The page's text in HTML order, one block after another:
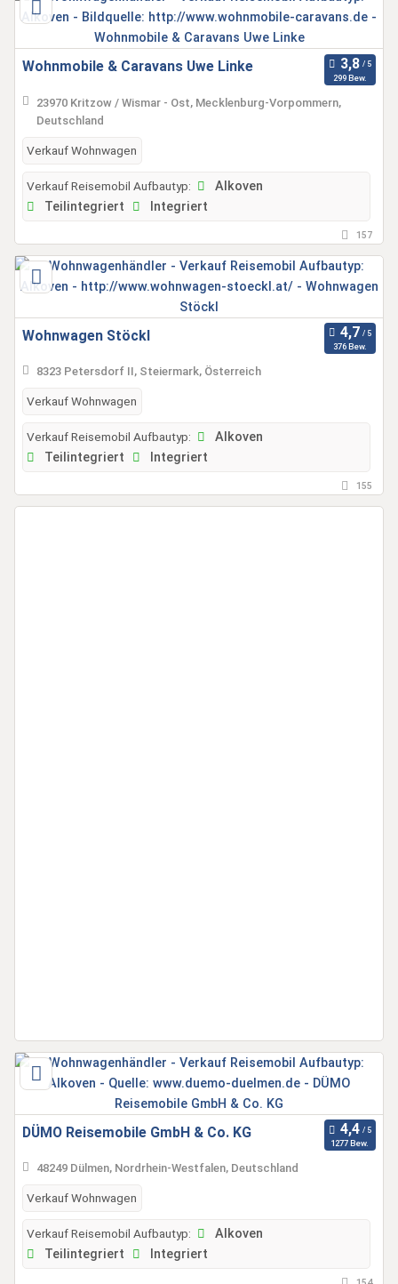
Wohnmobile & Caravans Uwe Linke
299 Bew.
23970 Kritzow / Wismar - Ost, Mecklenburg-Vorpommern,
Deutschland
Verkauf Wohnwagen
Verkauf Reisemobil Aufbautyp:
Alkoven
Teilintegriert
Integriert
157
Wohnwagen Stöckl
376 Bew.
8323 Petersdorf II, Steiermark, Österreich
Verkauf Wohnwagen
Verkauf Reisemobil Aufbautyp:
Alkoven
Teilintegriert
Integriert
155
DÜMO Reisemobile GmbH & Co. KG
1277 Bew.
48249 Dülmen, Nordrhein-Westfalen, Deutschland
Verkauf Wohnwagen
Verkauf Reisemobil Aufbautyp:
Alkoven
Teilintegriert
Integriert